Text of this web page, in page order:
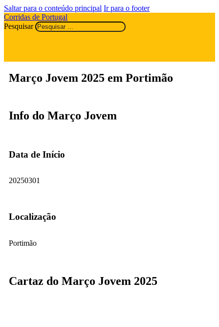
Saltar para o conteúdo principal Ir para o footer
Corridas de Portugal
Pesquisar
Março Jovem 2025 em Portimão
Info do Março Jovem
Data de Início
20250301
Localização
Portimão
Cartaz do Março Jovem 2025